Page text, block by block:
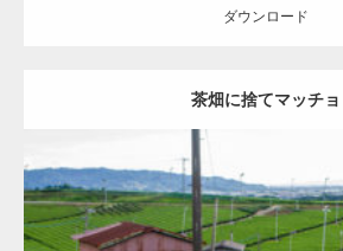
ダウンロード
茶畑に捨てマッチョ
Update:2023.02.11